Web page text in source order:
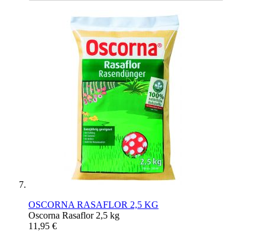
OSCORNA RASAFLOR 2,5 KG
Oscorna Rasaflor 2,5 kg
11,95 €